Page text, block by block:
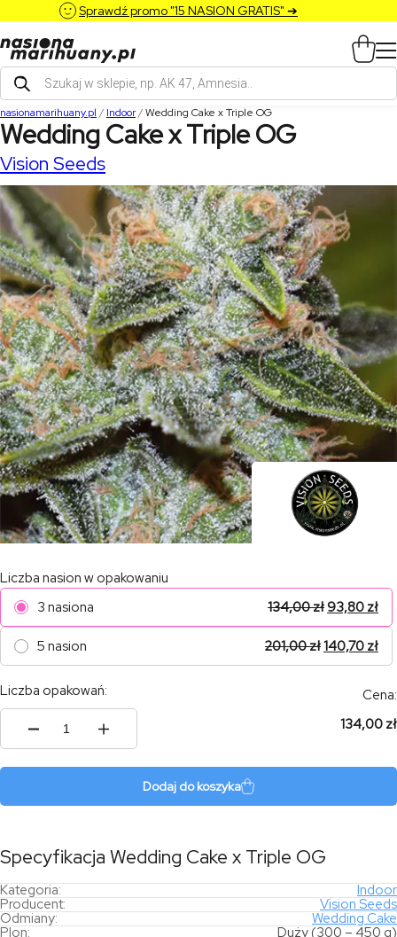
Sprawdź promo "15 NASION GRATIS" ➔
Wyszukiwarka
produktów
nasionamarihuany.pl / Indoor/Wedding Cake x Triple OG
Wedding Cake x Triple OG
Vision Seeds
Liczba nasion w opakowaniu
3 nasiona
134,00zł93,80 zł
5 nasion 201,00zł140,70 zł
Liczba opakowań:
ilość
OG
Cena:
134,00 zł
Dodaj do koszyka
Specyfikacja Wedding Cake x Triple OG
Kategoria:
Indoor
Producent:
Vision Seeds
Odmiany:
Wedding Cake
Plon:
Duży (300 – 450 g)